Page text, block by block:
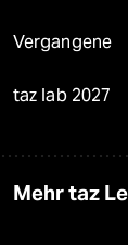
Vergangene
taz lab 2027
Mehr taz